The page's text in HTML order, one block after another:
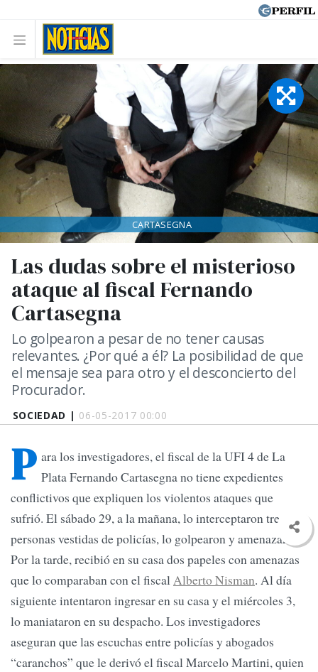
SOCIEDAD | 06-05-2017 00:00
Las dudas sobre el misterioso
ataque al fiscal Fernando
Cartasegna
Lo golpearon a pesar de no tener causas
relevantes. ¿Por qué a él? La posibilidad de que
el mensaje sea para otro y el desconcierto del
Procurador.
CARTASEGNA
P ara los investigadores, el fiscal de la UFI 4 de La
Plata Fernando Cartasegna no tiene expedientes
conflictivos que expliquen los violentos ataques que
sufrió. El sábado 29, a la mañana, lo interceptaron tres
personas vestidas de policías, lo golpearon y amenazaron.
Por la tarde, recibió en su casa dos papeles con amenazas
que lo comparaban con el fiscalAlberto Nisman. Al día
siguiente intentaron ingresar en su casa y el miércoles 3,
lo maniataron en su despacho. Los investigadores
aseguran que las escuchas entre policías y abogados
“caranchos” que le derivó el fiscal Marcelo Martini, quien